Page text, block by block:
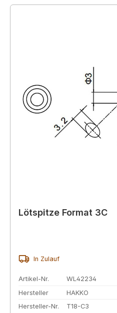
Lötspitze Format 3C
In Zulauf
Artikel-Nr.
WL42234
Hersteller
HAKKO
Hersteller-Nr.
T18-C3